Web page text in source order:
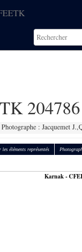
204786
Photographe : Jacquemet
éléments représentés